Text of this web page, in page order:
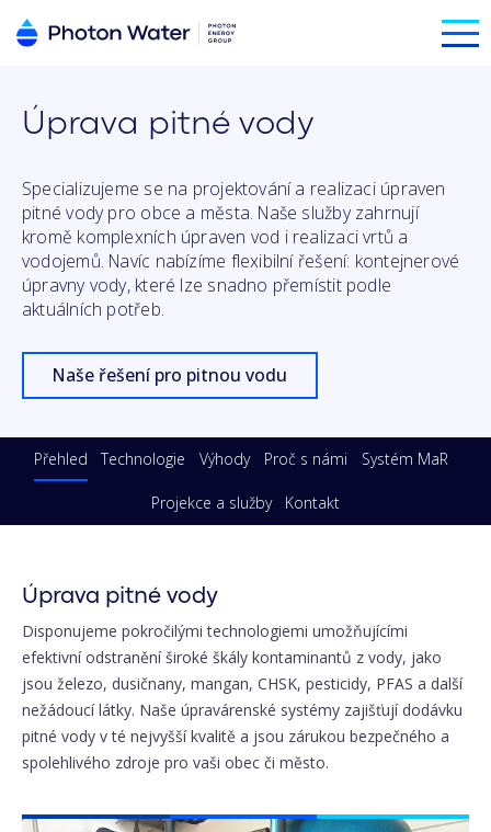
Úprava pitné vody
Specializujeme se na projektování a realizaci úpraven
pitné vody pro obce a města. Naše služby zahrnují
kromě komplexních úpraven vod i realizaci vrtů a
vodojemů. Navíc nabízíme flexibilní řešení: kontejnerové
úpravny vody, které lze snadno přemístit podle
aktuálních potřeb.
Naše řešení pro pitnou vodu
Přehled Technologie Výhody Proč s námi Systém MaR
Projekce a služby Kontakt
Úprava pitné vody
Disponujeme pokročilými technologiemi umožňujícími
efektivní odstranění široké škály kontaminantů z vody, jako
jsou železo, dusičnany, mangan, CHSK, pesticidy, PFAS a další
nežádoucí látky. Naše úpravárenské systémy zajišťují dodávku
pitné vody v té nejvyšší kvalitě a jsou zárukou bezpečného a
spolehlivého zdroje pro vaši obec či město.